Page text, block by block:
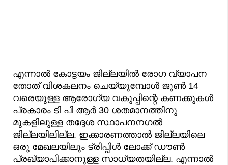
എന്നാൽ കോട്ടയം ജില്ലയിൽ രോഗ വ്യാപന
തോത് വിശകലനം ചെയ്യുമ്പോൾ ജൂൺ 14
വരെയുള്ള ആരോഗ്യ വകുപ്പിന്റെ കണക്കുകൾ
പ്രകാരം ടി പി ആർ 30 ശതമാനത്തിനു
മുകളിലുള്ള തദ്ദേശ സ്ഥാപനനഗൽ
ജില്ലയിലില്ല. ഇക്കാരണത്താൽ ജില്ലയിലെ
ഒരു മേഖലയിലും ട്രിപ്പിൾ ലോക്ക് ഡൗൺ
പ്രഖ്യാപിക്കാനുള്ള സാധ്യതയില്ല. എന്നാൽ